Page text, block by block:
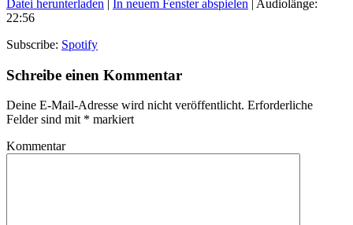
Datei herunterladen | In neuem Fenster abspielen | Audiolänge:
22:56
Subscribe: Spotify
Schreibe einen Kommentar
Deine E-Mail-Adresse wird nicht veröffentlicht. Erforderliche
Felder sind mit * markiert
Kommentar